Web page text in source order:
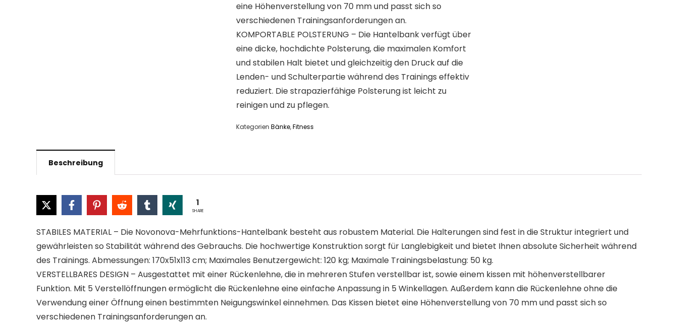
eine Höhenverstellung von 70 mm und passt sich so
verschiedenen Trainingsanforderungen an.
KOMPORTABLE POLSTERUNG – Die Hantelbank verfügt über
eine dicke, hochdichte Polsterung, die maximalen Komfort
und stabilen Halt bietet und gleichzeitig den Druck auf die
Lenden- und Schulterpartie während des Trainings effektiv
reduziert. Die strapazierfähige Polsterung ist leicht zu
reinigen und zu pflegen.
Kategorien Bänke,Fitness
Beschreibung
1
SHARE
STABILES MATERIAL – Die Novonova-Mehrfunktions-Hantelbank besteht aus robustem Material. Die Halterungen sind fest in die Struktur integriert und
gewährleisten so Stabilität während des Gebrauchs. Die hochwertige Konstruktion sorgt für Langlebigkeit und bietet Ihnen absolute Sicherheit während
des Trainings. Abmessungen: 170x51x113 cm; Maximales Benutzergewicht: 120 kg; Maximale Trainingsbelastung: 50 kg.
VERSTELLBARES DESIGN – Ausgestattet mit einer Rückenlehne, die in mehreren Stufen verstellbar ist, sowie einem kissen mit höhenverstellbarer
Funktion. Mit 5 Verstellöffnungen ermöglicht die Rückenlehne eine einfache Anpassung in 5 Winkellagen. Außerdem kann die Rückenlehne ohne die
Verwendung einer Öffnung einen bestimmten Neigungswinkel einnehmen. Das Kissen bietet eine Höhenverstellung von 70 mm und passt sich so
verschiedenen Trainingsanforderungen an.